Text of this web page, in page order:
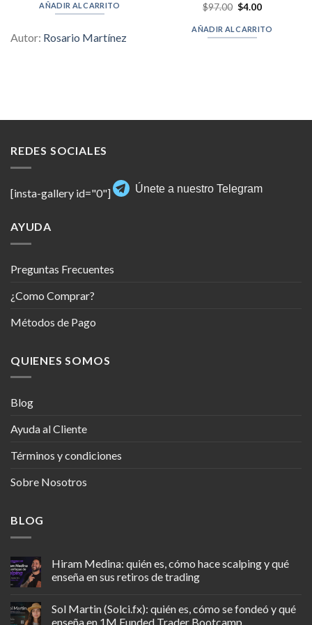
$147.00.$6.00.
AÑADIR AL CARRITO
Autor: Rosario Martínez
Valorado en
$97.00 Original
was:
$97.00.
$4.00Current
is:
$4.00.
AÑADIR AL CARRITO
REDES SOCIALES
[insta-gallery id="0"] Únete a nuestro Telegram
AYUDA
Preguntas Frecuentes
¿Como Comprar?
Métodos de Pago
QUIENES SOMOS
Blog
Ayuda al Cliente
Términos y condiciones
Sobre Nosotros
BLOG
Hiram Medina: quién es, cómo hace scalping y qué
enseña en sus retiros de trading
Sol Martin (Solci.fx): quién es, cómo se fondeó y qué
enseña en 1M Funded Trader Bootcamp